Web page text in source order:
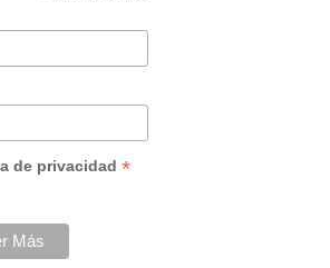
de privacidad*